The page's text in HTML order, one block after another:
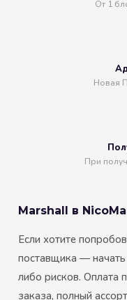
От 1
Новая
При
Marshall в
Если хотите
поставщика —
либо рисков. Оплата
заказа, полный